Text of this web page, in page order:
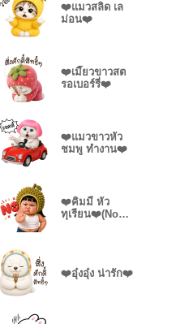
❤️แมวสลิด เล
ม่อน❤️
❤️เมี๊ยวขาวสต
รอเบอร์รี่❤️
❤️แมวขาวหัว
ชมพู ทำงาน❤️
❤️คิมมี่ หัว
ทุเรียน❤️(No
❤️อุ๋งอุ๋ง น่ารัก❤️